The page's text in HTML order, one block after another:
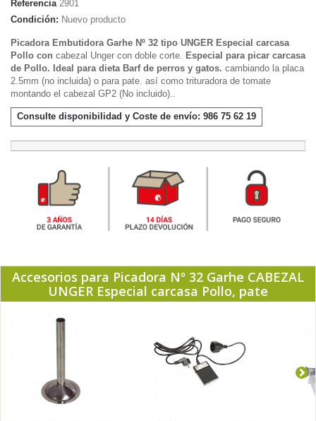
Referencia 2901
Condición: Nuevo producto
Picadora Embutidora Garhe Nº 32 tipo UNGER Especial carcasa
Pollo con cabezal Unger con doble corte. Especial para picar carcasa
de Pollo. Ideal para dieta Barf de perros y gatos. cambiando la placa
2.5mm (no incluida) o para pate. así como trituradora de tomate
montando el cabezal GP2 (No incluido)..
Consulte disponibilidad y Coste de envío: 986 75 62 19
Accesorios para Picadora Nº 32 Garhe CABEZAL
UNGER Especial carcasa Pollo, pate